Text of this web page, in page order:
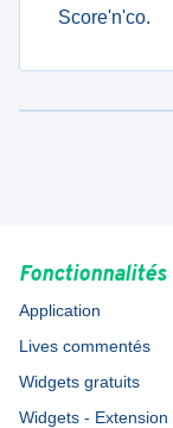
Score'n'co.
Fonctionnalités
Application
Lives commentés
Widgets gratuits
Widgets -